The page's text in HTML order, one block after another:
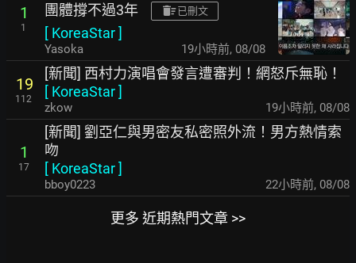
1
1
團體撐不過3年
已刪文
[ KoreaStar]
Yasoka 19小時前, 08/08
19
112
[新聞] 西村力演唱會發言遭審判！網怒斥無恥！
[ KoreaStar]
zkow 19小時前, 08/08
1
17
[新聞] 劉亞仁與男密友私密照外流！男方熱情索
吻
[ KoreaStar]
bboy0223 22小時前, 08/08
更多 近期熱門文章 >>